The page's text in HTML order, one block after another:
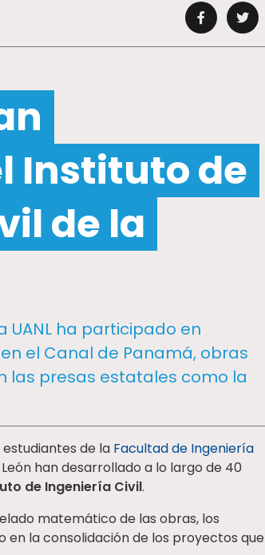
Instituto de
de la
UANL ha participado en
el Canal de Panamá, obras
las presas estatales como la
de la Facultad de Ingeniería
han desarrollado a lo largo de 40
de Ingeniería Civil.
matemático de las obras, los
en la consolidación de los proyectos que